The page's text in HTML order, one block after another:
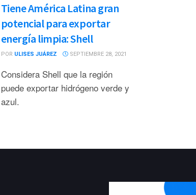
Tiene América Latina gran
potencial para exportar
energía limpia: Shell
POR ULISES JUÁREZ SEPTIEMBRE 28, 2021
Considera Shell que la región
puede exportar hidrógeno verde y
azul.